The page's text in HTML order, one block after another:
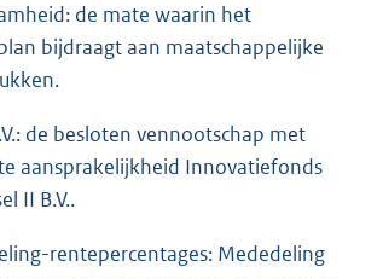
de mate waarin het
bijdraagt aan maatschappelijke
de besloten vennootschap met
aansprakelijkheid Innovatiefonds
II B.V..
rentepercentages: Mededeling